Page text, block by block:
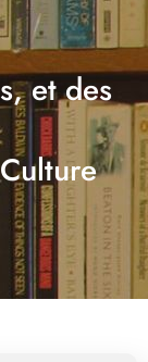
et des